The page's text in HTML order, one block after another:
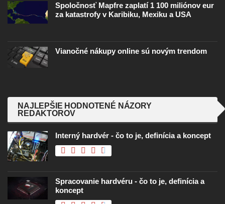
Spoločnosť Mapfre zaplatí 1 100 miliónov eur
za katastrofy v Karibiku, Mexiku a USA
Vianočné nákupy online sú novým trendom
NAJLEPŠIE HODNOTENÉ NÁZORY
REDAKTOROV
Interný hardvér - čo to je, definícia a koncept
Spracovanie hardvéru - čo to je, definícia a
koncept